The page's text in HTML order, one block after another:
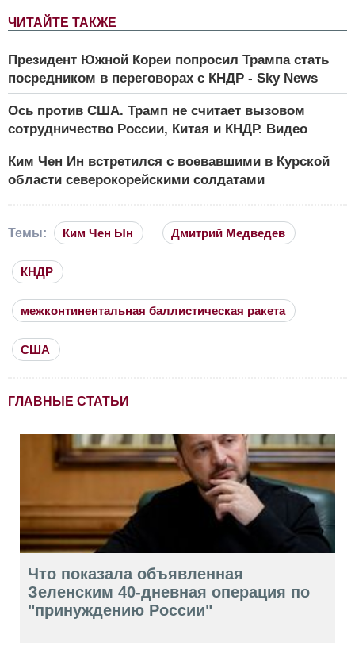
ЧИТАЙТЕ ТАКЖЕ
Президент Южной Кореи попросил Трампа стать
посредником в переговорах с КНДР - Sky News
Ось против США. Трамп не считает вызовом
сотрудничество России, Китая и КНДР. Видео
Ким Чен Ин встретился с воевавшими в Курской
области северокорейскими солдатами
Темы: Ким Чен Ын Дмитрий Медведев
КНДР
межконтинентальная баллистическая ракета
США
ГЛАВНЫЕ СТАТЬИ
Что показала объявленная
Зеленским 40-дневная операция по
"принуждению России"